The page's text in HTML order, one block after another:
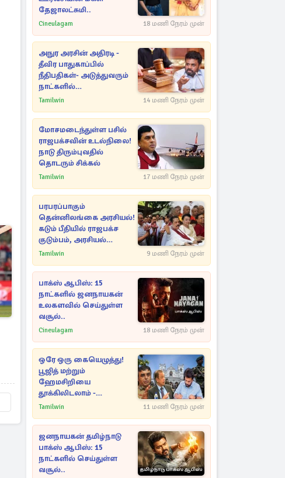
தேஜாலட்சுமி..
Cineulagam 18 மணி நேரம் முன்
அநுர அரசின் அதிரடி -
தீவிர பாதுகாப்பில்
நீதிபதிகள்- அடுத்துவரும்
நாட்களில்
அம்பலமாகவுள்ள ரகசியம்
Tamilwin 14 மணி நேரம் முன்
மோசமடைந்துள்ள பசில்
ராஜபக்சவின் உடல்நிலை!
நாடு திரும்புவதில்
தொடரும் சிக்கல்
Tamilwin 17 மணி நேரம் முன்
பரபரப்பாகும்
தென்னிலங்கை அரசியல்!
கடும் பீதியில் ராஜபக்ச
குடும்பம், அரசியல்
நட்புகள்
Tamilwin 9 மணி நேரம் முன்
பாக்ஸ் ஆபிஸ்: 15
நாட்களில் ஜனநாயகன்
உலகளவில் செய்துள்ள
வசூல்..
Cineulagam 18 மணி நேரம் முன்
ஒரே ஒரு கையெழுத்து!
பூஜித் மற்றும்
ஹேமசிறியை
தூக்கிலிடலாம் -
அநுரவுக்குச் சென்ற
Tamilwin 11 மணி நேரம் முன்
ஜனநாயகன் தமிழ்நாடு
பாக்ஸ் ஆபிஸ்: 15
நாட்களில் செய்துள்ள
வசூல்..